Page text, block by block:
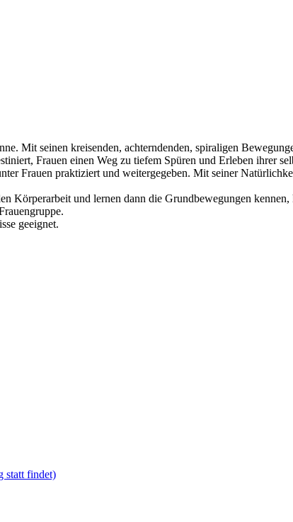
Mit seinen kreisenden, achterndenden, spiraligen
Frauen einen Weg zu tiefem Spüren und Erleben ihrer
Frauen praktiziert und weitergegeben. Mit seiner
Körperarbeit und lernen dann die Grundbewegungen
geeignet.
statt findet)